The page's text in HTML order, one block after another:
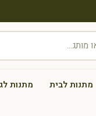
מתנות לבית מתנות